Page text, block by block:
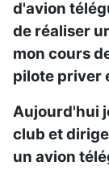
d'avion
de réaliser
mon cours
pilote priver
Aujourd'hui
club et
un avion